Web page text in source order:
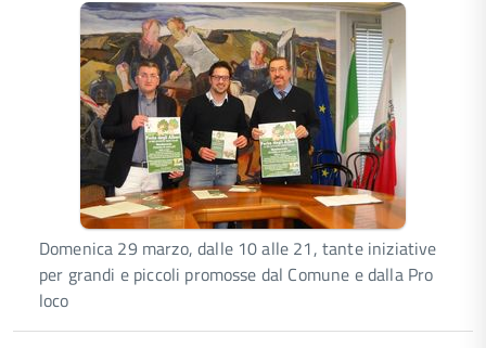
Domenica 29 marzo, dalle 10 alle 21, tante iniziative
per grandi e piccoli promosse dal Comune e dalla Pro
loco